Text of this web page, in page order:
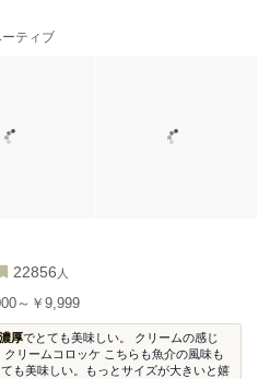
ティブ
22856 人
～￥9,999
濃厚でとても美味しい。 クリームの感じ
リームコロッケ こちらも魚介の風味も
も美味しい。もっとサイズが大きいと嬉